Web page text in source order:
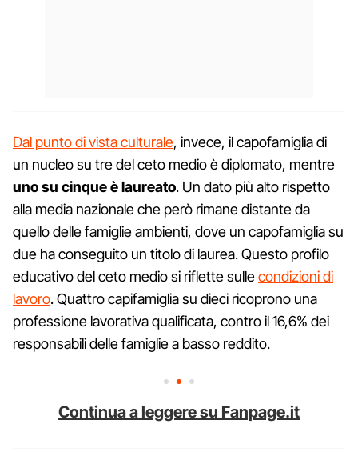
Dal punto di vista culturale, invece, il capofamiglia di
un nucleo su tre del ceto medio è diplomato, mentre
uno su cinque è laureato. Un dato più alto rispetto
alla media nazionale che però rimane distante da
quello delle famiglie ambienti, dove un capofamiglia su
due ha conseguito un titolo di laurea. Questo profilo
educativo del ceto medio si riflette sullecondizioni di
lavoro. Quattro capifamiglia su dieci ricoprono una
professione lavorativa qualificata, contro il 16,6% dei
responsabili delle famiglie a basso reddito.
Continua a leggere su Fanpage.it